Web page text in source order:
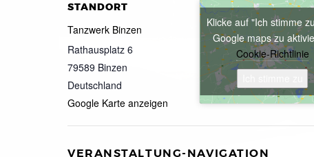
STANDORT
Tanzwerk Binzen
Rathausplatz 6
79589 Binzen
Deutschland
Google Karte anzeigen
Klicke auf "Ich stimme
Google maps zu
Cookie-Richtlinie
VERANSTALTUNG-NAVIGATION